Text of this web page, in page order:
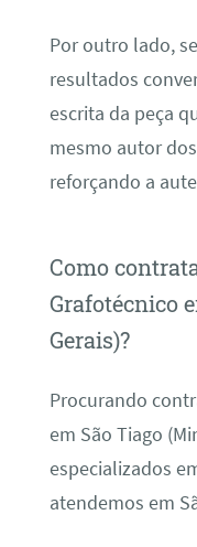
Por outro lado,
resultados
escrita da peça
mesmo autor
reforçando a
Como
Grafotécnico
Gerais)?
Procurando
em São Tiago
especializados
atendemos em